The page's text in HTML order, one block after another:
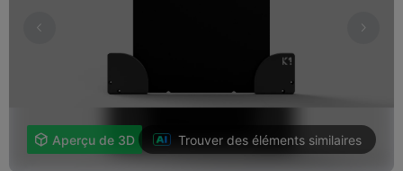
 Aperçu de 3D Trouver des éléments similaires